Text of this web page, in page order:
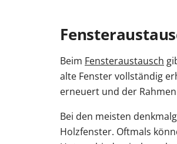
Beim Fensteraustausch
alte Fenster vollständig
erneuert und der
Bei den meisten
Holzfenster. Oftmals